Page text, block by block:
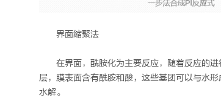
界面缩聚法
在界面，酰胺化为主要反应，随着反应的
层，膜表面含有酰胺和酸，这些基团可以与水
水解。